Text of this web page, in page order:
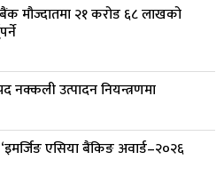
गाडीले मोटरसाइकललाई
मृत्यु
, पाँच विधेयक र प्रतिवेदन
मौज्दातमा २१ करोड ६८ लाखको
नक्कली उत्पादन नियन्त्रणमा
एसिया बैंकिङ अवार्ड–२०२६